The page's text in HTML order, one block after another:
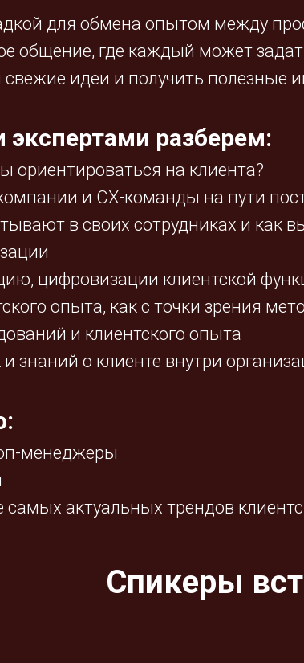
для обмена опытом между
общение, где каждый может
идеи и получить полезные
разберем:
ориентироваться на клиента?
и CX-команды на пути
в своих сотрудниках и как
цифровизации клиентской
опыта, как с точки зрения
и клиентского опыта
знаний о клиенте внутри
менеджеры
самых актуальных трендов
Спикеры